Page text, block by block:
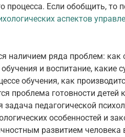
процесса. Если обобщить, то
аспектов
наличием ряда проблем: как
и воспитание, какие
обучения, как
проблема готовности детей
педагогической
особенностей и
развитием человека